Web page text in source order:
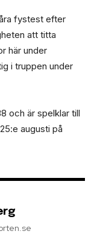
fystest efter
att titta
här under
i truppen under
och är spelklar till
augusti på